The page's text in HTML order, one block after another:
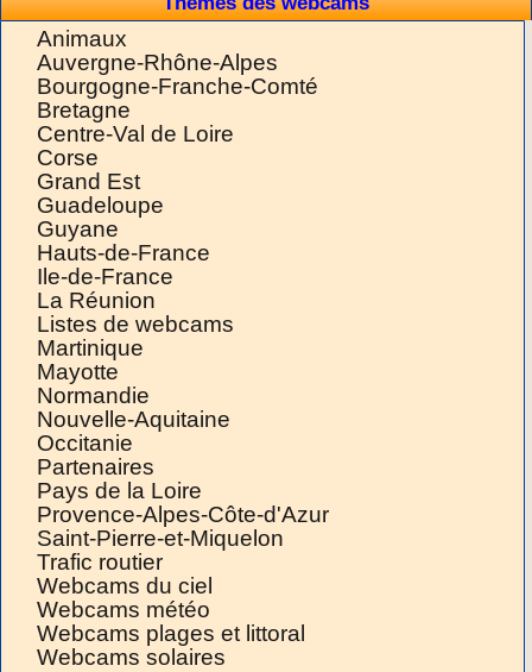
Animaux
Auvergne-Rhône-Alpes
Bourgogne-Franche-Comté
Bretagne
Centre-Val de Loire
Corse
Grand Est
Guadeloupe
Guyane
Hauts-de-France
Ile-de-France
La Réunion
Listes de webcams
Martinique
Mayotte
Normandie
Nouvelle-Aquitaine
Occitanie
Partenaires
Pays de la Loire
Provence-Alpes-Côte-d'Azur
Saint-Pierre-et-Miquelon
Trafic routier
Webcams du ciel
Webcams météo
Webcams plages et littoral
Webcams solaires